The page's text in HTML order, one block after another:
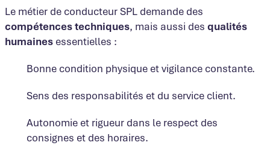
Le métier de conducteur SPL demande des
compétences techniques, mais aussi des qualités
humainesessentielles :
Bonne condition physique et vigilance constante.
Sens des responsabilités et du service client.
Autonomie et rigueur dans le respect des
consignes et des horaires.